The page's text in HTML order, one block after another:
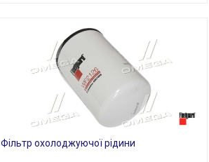
Фільтр охолоджуючої рідини